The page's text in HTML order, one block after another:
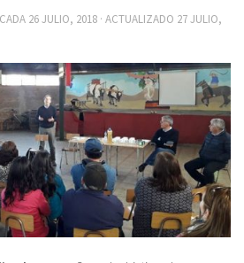
26 JULIO, 2018 · ACTUALIZADO 27 JULIO,